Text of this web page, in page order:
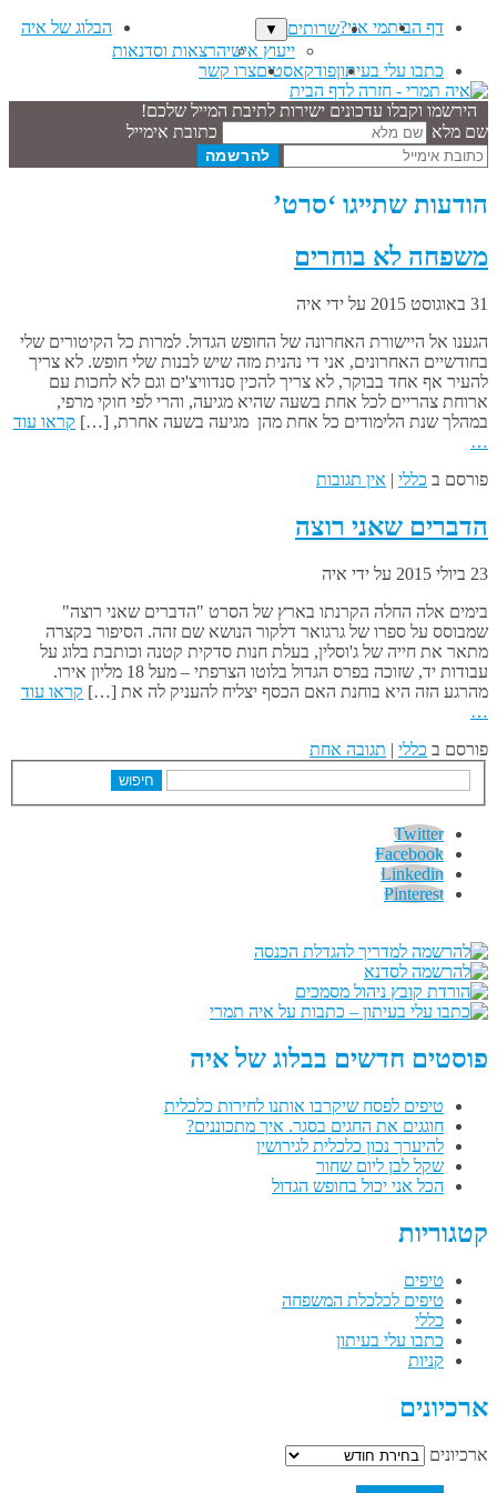
דף הביתמי אני?שרותים ▼
ייעוץ אישיהרצאות וסדנאות
הבלוג של איה
כתבו עלי בעיתוןפודקאסטיםצרו קשר
הירשמו וקבלו עדכונים ישירות לתיבת המייל שלכם!
שם מלא
כתובת אימייל
הודעות שתייגו ‘סרט’
משפחה לא בוחרים
31 באוגוסט 2015 על ידי איה
הגענו אל היישורת האחרונה של החופש הגדול. למרות כל הקיטורים שלי
בחודשיים האחרונים, אני די נהנית מזה שיש לבנות שלי חופש. לא צריך
להעיר אף אחד בבוקר, לא צריך להכין סנדוויצ'ים וגם לא לחכות עם
ארוחת צהריים לכל אחת בשעה שהיא מגיעה, והרי לפי חוקי מרפי,
במהלך שנת הלימודים כל אחת מהן מגיעה בשעה אחרת, […] קראו עוד
…
פורסם ב כללי | אין תגובות
הדברים שאני רוצה
23 ביולי 2015 על ידי איה
בימים אלה החלה הקרנתו בארץ של הסרט "הדברים שאני רוצה"
שמבוסס על ספרו של גרגואר דלקור הנושא שם זהה. הסיפור בקצרה
מתאר את חייה של ג'וסלין, בעלת חנות סדקית קטנה וכותבת בלוג על
עבודות יד, שזוכה בפרס הגדול בלוטו הצרפתי – מעל 18 מליון אירו.
מהרגע הזה היא בוחנת האם הכסף יצליח להעניק לה את […] קראו עוד
…
פורסם ב כללי | תגובה אחת
חיפוש
Twitter
Facebook
Linkedin
Pinterest
פוסטים חדשים בבלוג של איה
טיפים לפסח שיקרבו אותנו לחירות כלכלית
חוגגים את החגים בסגר. איך מתכוננים?
להיערך נכון כלכלית לגירושין
שקל לבן ליום שחור
הכל אני יכול בחופש הגדול
קטגוריות
טיפים
טיפים לכלכלת המשפחה
כללי
כתבו עלי בעיתון
קניות
ארכיונים
ארכיונים